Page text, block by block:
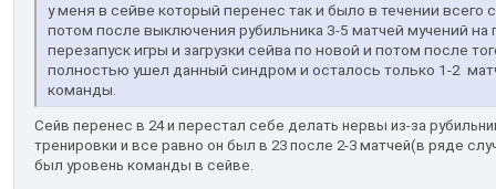
у меня в сейве который перенес так и было в течении всего
потом после выключения рубильника 3-5 матчей мучений на
перезапуск игры и загрузки сейва по новой и потом после
полностью ушел данный синдром и осталось только 1-2
команды.
Сейв перенес в 24 и перестал себе делать нервы из-за
тренировки и все равно он был в 23 после 2-3 матчей(в ряде
был уровень команды в сейве.